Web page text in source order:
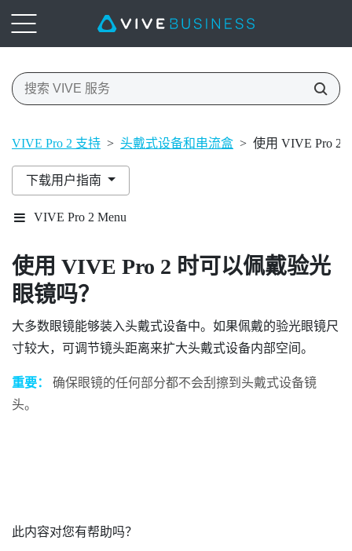
VIVE Pro 2 支持 > 头戴式设备和串流盒 > 使用 VIVE Pro 2
下载用户指南
VIVE Pro 2 Menu
使用 VIVE Pro 2 时可以佩戴验光
眼镜吗？
大多数眼镜能够装入头戴式设备中。如果佩戴的验光眼镜尺
寸较大，可调节镜头距离来扩大头戴式设备内部空间。
重要：
确保眼镜的任何部分都不会刮擦到头戴式设备镜
头。
此内容对您有帮助吗？